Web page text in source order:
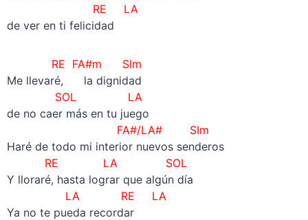
RE LA
de ver en ti felicidad
RE FA#m SIm
Me llevaré, la dignidad
SOL
LA
de no caer más en tu juego
FA#/LA# SIm
Haré de todo mi interior nuevos senderos
RE LA
SOL
Y lloraré, hasta lograr que algún día
LA RE LA
Ya no te pueda recordar